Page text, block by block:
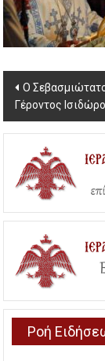
Post
navigation
Ο
Γέροντος
Ροή